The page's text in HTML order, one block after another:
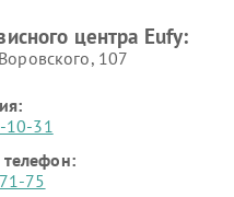
центра Eufy:
107
10-31
75